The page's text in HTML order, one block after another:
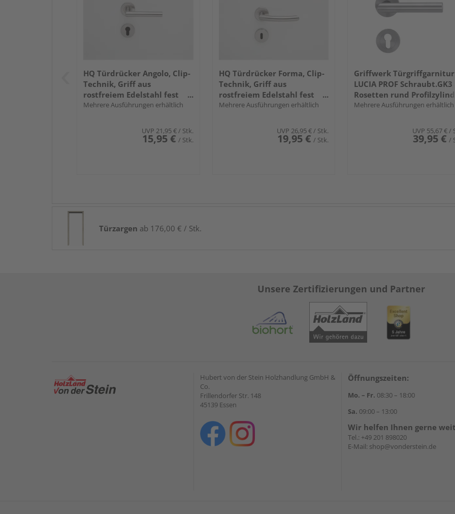
HQ Türdrücker Angolo, Clip-
Technik, Griff aus
rostfreiem Edelstahl fest
drehbar gelagert
Mehrere Ausführungen erhältlich
UVP 21,95 €/ Stk.
15,95 € / Stk.
HQ Türdrücker Forma, Clip-
Technik, Griff aus
rostfreiem Edelstahl fest
drehbar gelagert
Mehrere Ausführungen erhältlich
UVP 26,95 €/ Stk.
19,95 € / Stk.
Griffwerk Türgriffgarnitur
LUCIA PROF Schraubt.GK3
Rosetten rund
Edelst. ma.
Mehrere Ausführungen erhältlich
UVP 55,67 €/
39,95 € /
Türzargen ab 176,00 € / Stk.
Unsere Zertifizierungen und Partner
Hubert von der Stein Holzhandlung GmbH &
Co.
Frillendorfer Str. 148
45139 Essen
Öffnungszeiten:
Mo. – Fr. 08:30 – 18:00
Sa. 09:00 – 13:00
Wir helfen Ihnen gerne
Tel.: +49 201 898020
E-Mail: shop@vonderstein.de